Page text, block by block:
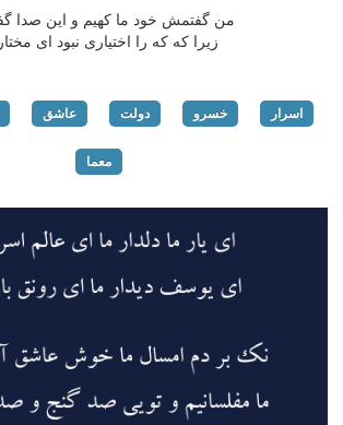
من گفتمش خود ما كهیم و این صدا
زیرا كه كه را اختیاری نبود ای
اسرار خسرو دولت عاشق
معما